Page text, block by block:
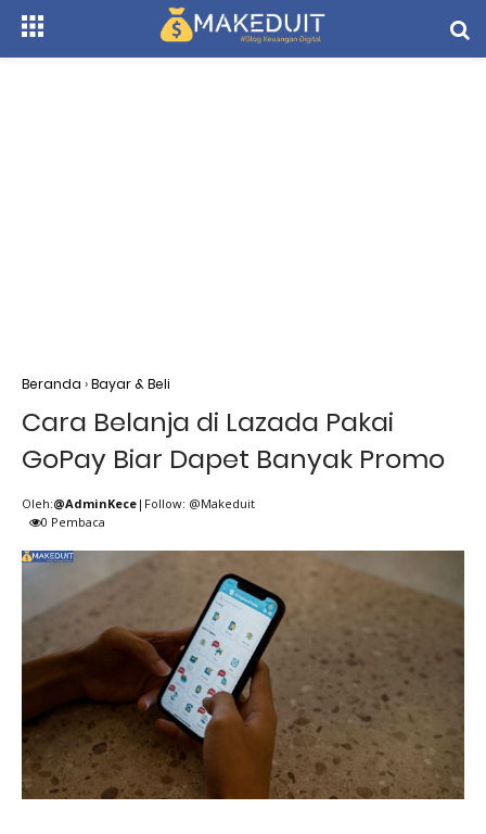
Beranda ›Bayar & Beli
Cara Belanja di Lazada Pakai
GoPay Biar Dapet Banyak Promo
Oleh:@AdminKece |Follow: @Makeduit
0 Pembaca